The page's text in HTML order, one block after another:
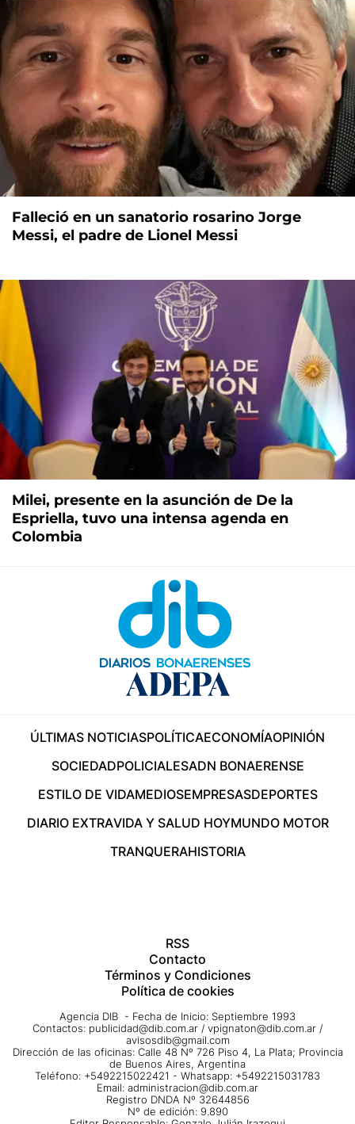
Falleció en un sanatorio rosarino Jorge
Messi, el padre de Lionel Messi
Milei, presente en la asunción de De la
Espriella, tuvo una intensa agenda en
Colombia
ÚLTIMAS NOTICIASPOLÍTICAECONOMÍAOPINIÓN
SOCIEDADPOLICIALESADN BONAERENSE
ESTILO DE VIDAMEDIOSEMPRESASDEPORTES
DIARIO EXTRAVIDA Y SALUD HOYMUNDO MOTOR
TRANQUERAHISTORIA
RSS
Contacto
Términos y Condiciones
Política de cookies
Agencia DIB - Fecha de Inicio: Septiembre 1993
Contactos: publicidad@dib.com.ar / vpignaton@dib.com.ar /
avisosdib@gmail.com
Dirección de las oficinas: Calle 48 Nº 726 Piso 4, La Plata; Provincia
de Buenos Aires, Argentina
Teléfono: +5492215022421 - Whatsapp: +5492215031783
Email: administracion@dib.com.ar
Registro DNDA Nº 32644856
Nº de edición: 9.890